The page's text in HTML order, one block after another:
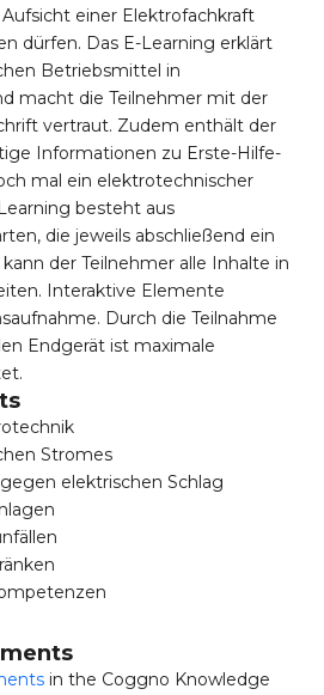
einer Elektrofachkraft
dürfen. Das E-Learning erklärt
Betriebsmittel in
macht die Teilnehmer mit der
vertraut. Zudem enthält der
Informationen zu Erste-Hilfe-
mal ein elektrotechnischer
besteht aus
die jeweils abschließend ein
der Teilnehmer alle Inhalte in
Interaktive Elemente
Durch die Teilnahme
Endgerät ist maximale
Stromes
elektrischen Schlag
in the Coggno Knowledge